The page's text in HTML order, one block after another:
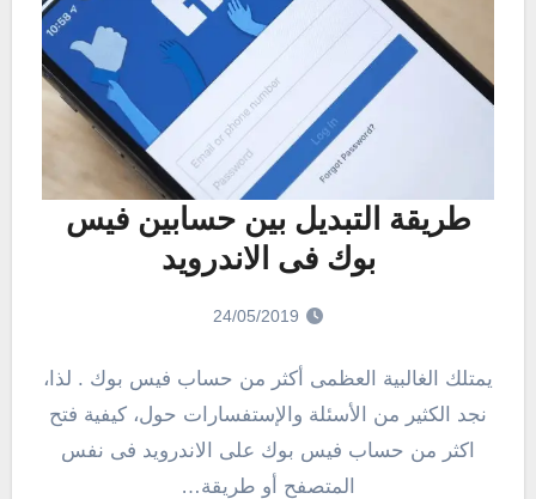
طريقة التبديل بين حسابين فيس
بوك فى الاندرويد
24/05/2019
يمتلك الغالبية العظمى أكثر من حساب فيس بوك . لذا،
نجد الكثير من الأسئلة والإستفسارات حول، كيفية فتح
اكثر من حساب فيس بوك على الاندرويد فى نفس
المتصفح أو طريقة…